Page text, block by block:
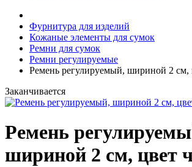
Фурнитура для изделий
Кожаные элементы для сумок
Ремни для сумок
Ремни регулируемые
Ремень регулируемый, шириной 2 см,
Заканчивается
Ремень
шириной 2 см, цвет